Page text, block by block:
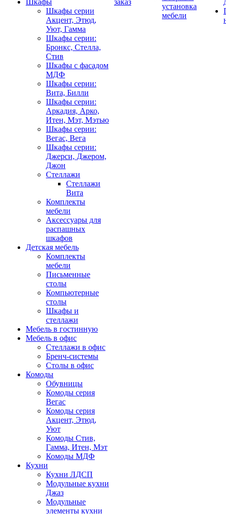
Шкафы
Шкафы серии
Акцент, Этюд,
Уют, Гамма
Шкафы серии:
Бронкс, Стелла,
Стив
Шкафы с фасадом
МДФ
Шкафы серии:
Вита, Билли
Шкафы серии:
Аркадия, Арко,
Итен, Мэт, Мэтью
Шкафы серии:
Вегас, Вега
Шкафы серии:
Джерси, Джером,
Джон
Стеллажи
Стеллажи
Вита
Комплекты
мебели
Аксессуары для
распашных
шкафов
Детская мебель
Комплекты
мебели
Письменные
столы
Компьютерные
столы
Шкафы и
стеллажи
Мебель в гостинную
Мебель в офис
Стеллажи в офис
Бренч-системы
Столы в офис
Комоды
Обувницы
Комоды серия
Вегас
Комоды серия
Акцент, Этюд,
Уют
Комоды Стив,
Гамма, Итен, Мэт
Комоды МДФ
Кухни
Кухни ЛДСП
Модульные кухни
Джаз
Модульные
элементы кухни
заказ
установка
мебели